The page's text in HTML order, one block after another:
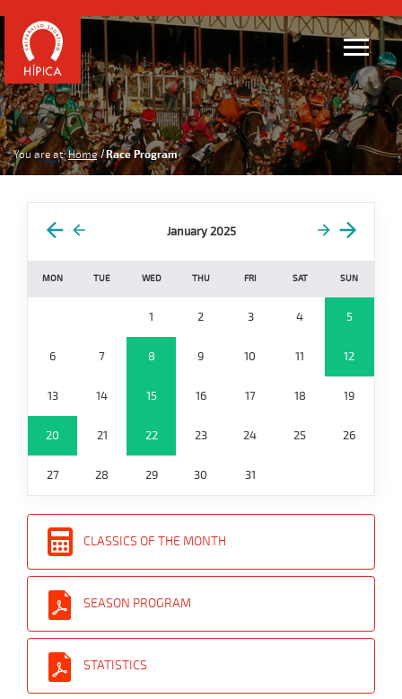
You are at: Home Race Program
January 2025
MON TUE WED THU FRI SAT SUN
1 2 3 4 5
6 7 8 9 10 11 12
13 14 15 16 17 18 19
20 21 22 23 24 25 26
27 28 29 30 31
CLASSICS OF THE MONTH
SEASON PROGRAM
STATISTICS